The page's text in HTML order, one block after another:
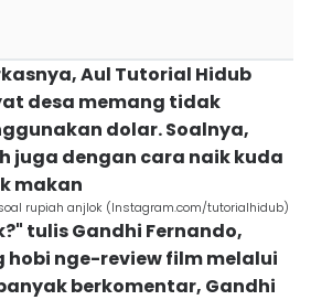
Aul Tutorial Hidub
desa memang tidak
dolar. Soalnya,
juga dengan cara naik kuda
makan
rupiah anjlok (Instagram.com/tutorialhidub)
tulis Gandhi Fernando,
nge-review film melalui
berkomentar, Gandhi